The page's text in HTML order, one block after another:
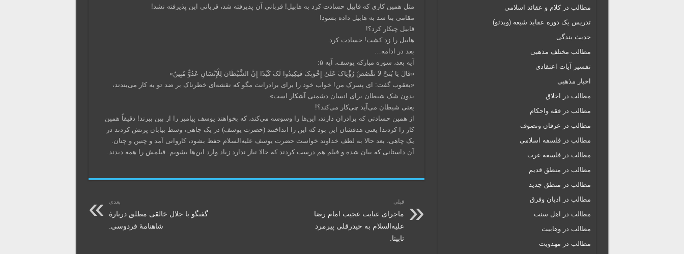
مثل همین کاری که قابیل حسادت کرد به هابیل! قربانی آن پذیرفته شد، قربانی این پذیرفته نشد!
مقامی بنا شد به هابیل داده بشود!
قابیل چیکار کرد؟!
هابیل را زد کشت! حسادت کرد.
بعد در ادامه…
آیه بعد، سوره مبارکه یوسف، آیه ۵:
«قَالَ یَا بُنَیَّ لَا تَقْصُصْ رُؤْیَاکَ عَلَىٰ إِخْوَتِکَ فَیَکِیدُوا لَکَ کَیْدًا إِنَّ الشَّیْطَانَ لِلْإِنْسَانِ عَدُوٌّ مُبِینٌ»
«یعقوب گفت: ای پسرک من! خواب خود را برای برادرانت مگو که نقشه‌ای خطرناک بر ضد تو به کار می‌بندند،
بدون شک شیطان برای انسان دشمنی آشکار است».
یعنی شیطان می‌آید چی‌کار می‌کند؟!
از همین حسادتی که برادران دارند، این‌ها را وسوسه می‌کند، که بخواهند یوسف پیامبر را از بین ببرند! دقیقاً همین
کار را کردند! یعنی هدفشان این بود که این را انداختند (حضرت یوسف) در یک چاهی، وسط بیابان پرتش کردند در
یک چاهی، بعد حالا به لطف خداوند خواست حضرت یوسف علیه‌السلام حفظ بشود، کاروانی آمد و چنین و چنان.
آن داستانی که بیان شده و فیلم هم درست کردند که حالا نیاز ندارد زیاد وارد این‌ها بشویم. فیلمش را همه دیدند.
قبلی
ماجرای عنایت عجیب امام رضا
علیه‌السلام به حیدرقلی پیرمرد
نابینا.
بعدی
گفتگو با جلال خالقی مطلق دربارۀ
شاهنامۀ فردوسی.
مطالب در کلام و عقائد اسلامی
تدریس یک دوره عقاید شیعه (ویدئو)
حدیث بندگی
مطالب مختلف مذهبی
تفسیر آیات اعتقادی
اخبار مذهبی
مطالب در اخلاق
مطالب در فقه واحکام
مطالب در عرفان وتصوف
مطالب در فلسفه اسلامی
مطالب در فلسفه غرب
مطالب در منطق قدیم
مطالب در منطق جدید
مطالب در ادیان وفرق
مطالب در اهل سنت
مطالب در وهابیت
مطالب در مهدویت